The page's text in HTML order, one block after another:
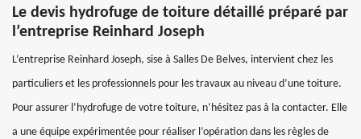
Le devis hydrofuge de toiture détaillé préparé par
l’entreprise Reinhard Joseph
L’entreprise Reinhard Joseph, sise à Salles De Belves, intervient chez les
particuliers et les professionnels pour les travaux au niveau d’une toiture.
Pour assurer l’hydrofuge de votre toiture, n’hésitez pas à la contacter. Elle
a une équipe expérimentée pour réaliser l’opération dans les règles de